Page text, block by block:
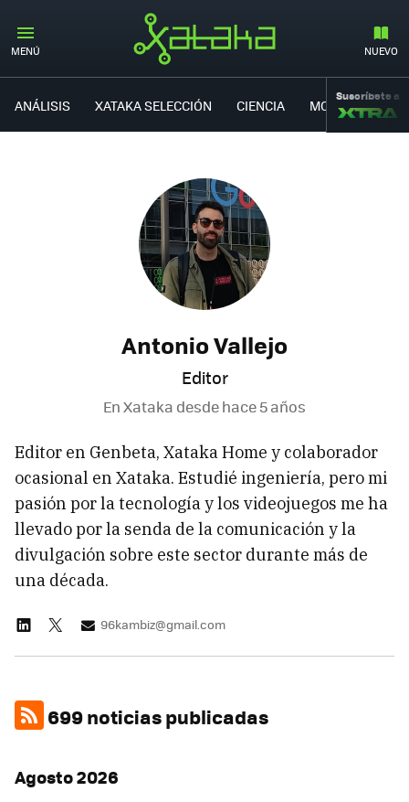
MENÚ NUEVO
ANÁLISIS XATAKA SELECCIÓN CIENCIA MOVILIDAD
Suscríbete a
Antonio Vallejo
Editor
En Xataka desdehace 5 años
Editor en Genbeta, Xataka Home y colaborador
ocasional en Xataka. Estudié ingeniería, pero mi
pasión por la tecnología y los videojuegos me ha
llevado por la senda de la comunicación y la
divulgación sobre este sector durante más de
una década.
96kambiz@gmail.com
699 noticias publicadas
Agosto 2026